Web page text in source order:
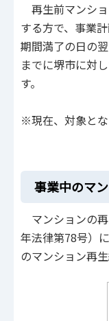
再生前マンシ
する方で、事業
期間満了の日の
までに堺市に対
す。
※現在、対象とな
事業中のマ
マンションの
年法律第78号）
のマンション再